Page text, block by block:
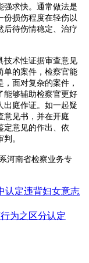
强求快。通常做法是
份损伤程度在轻伤以
后待伤情稳定、治疗
术性证据审查意见
单的案件，检察官能
面对复杂的案件，
能够辅助检察官更好
出庭作证。如一起疑
意见书，并在开庭
定意见的作出、依
。
系河南省检察业务专
认定违背妇女意志
为之区分认定